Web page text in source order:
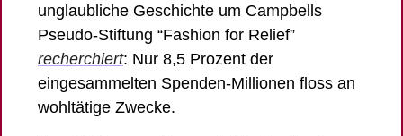
unglaubliche Geschichte um Campbells
recherchiert: Nur 8,5 Prozent der
eingesammelten Spenden-Millionen floss an
wohltätige Zwecke.